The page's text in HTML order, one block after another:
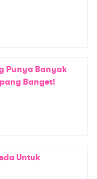
Punya Banyak
Banget!
Untuk